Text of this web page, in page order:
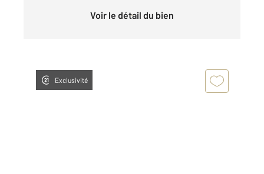
Voir le détail du bien
Exclusivité